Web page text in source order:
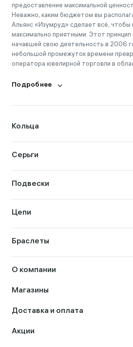
предоставление максимальной
Неважно, каким бюджетом вы
Альянс «Изумруд» сделает всё, чтобы
максимально приятными. Этот принцип
начавшей свою деятельность в 2006
небольшой промежуток времени
оператора ювелирной торговли в
Подробнее
Кольца
Серьги
Подвески
Цепи
Браслеты
О компании
Магазины
Доставка и оплата
Акции